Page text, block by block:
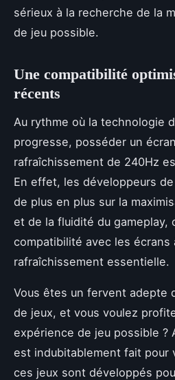
sérieux à la recherche de la
de jeu possible.
Une compatibilité
récents
Au rythme où la technologie
progresse, posséder un
rafraîchissement de 240Hz
En effet, les développeurs
de plus en plus sur la
et de la fluidité du gameplay,
compatibilité avec les écrans
rafraîchissement essentielle.
Vous êtes un fervent adepte
de jeux, et vous voulez
expérience de jeu possible ?
est indubitablement fait pour
ces jeux sont développés